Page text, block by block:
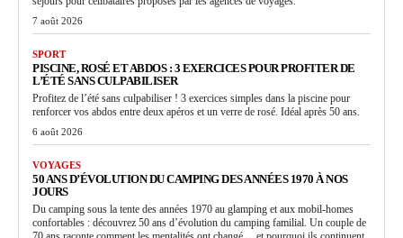
7 août 2026
SPORT
PISCINE, ROSÉ ET ABDOS : 3 EXERCICES POUR PROFITER DE
L’ÉTÉ SANS CULPABILISER
Profitez de l’été sans culpabiliser ! 3 exercices simples dans la piscine pour
renforcer vos abdos entre deux apéros et un verre de rosé. Idéal après 50 ans.
6 août 2026
VOYAGES
50 ANS D’ÉVOLUTION DU CAMPING DES ANNÉES 1970 À NOS
JOURS
Du camping sous la tente des années 1970 au glamping et aux mobil-homes
confortables : découvrez 50 ans d’évolution du camping familial. Un couple de